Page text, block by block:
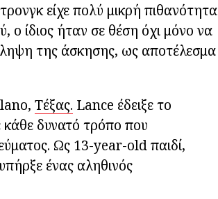
είχε πολύ μικρή πιθανότητα
ο ίδιος ήταν σε θέση όχι μόνο να
της άσκησης, ως αποτέλεσμα
Τέξας. Lance έδειξε το
δυνατό τρόπο που
Ως 13-year-old παιδί,
ένας αληθινός